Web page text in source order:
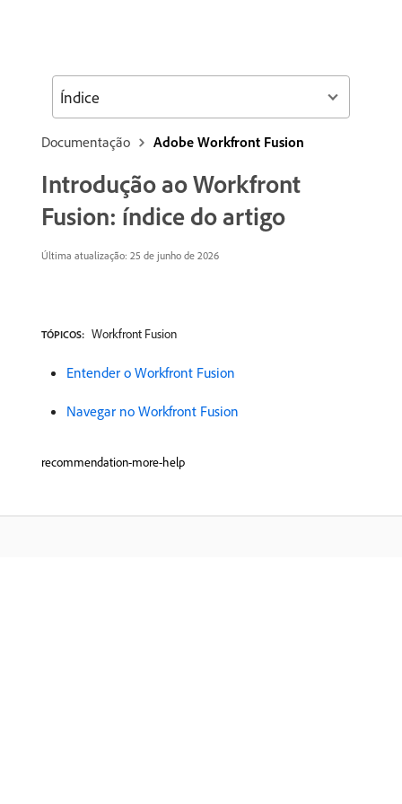
Documentação Adobe Workfront Fusion
Introdução ao Workfront
Fusion: índice do artigo
Última atualização: 25 de junho de 2026
TÓPICOS: Workfront Fusion
Entender o Workfront Fusion
Navegar no Workfront Fusion
recommendation-more-help
Índice